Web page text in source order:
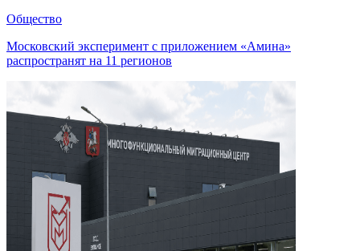
Общество
Московский эксперимент с приложением «Амина»
распространят на 11 регионов